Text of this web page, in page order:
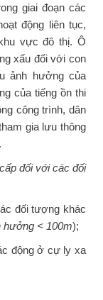
giai đoạn các
động liên tục,
vực đô thị. Ô
xấu đối với con
ảnh hưởng của
của tiếng ồn thi
công trình, dân
gia lưu thông
đối với các đối
đối tượng khác
hưởng < 100m);
động ở cự ly xa